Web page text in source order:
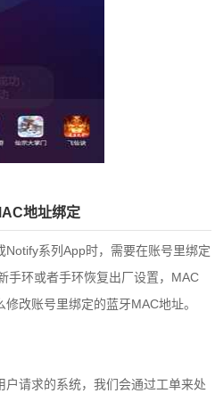
地址绑定
系列App时，需要在账号里绑定
手环或者手环恢复出厂设置，MAC
改账号里绑定的蓝牙MAC地址。
请求的系统，我们会通过工单来处